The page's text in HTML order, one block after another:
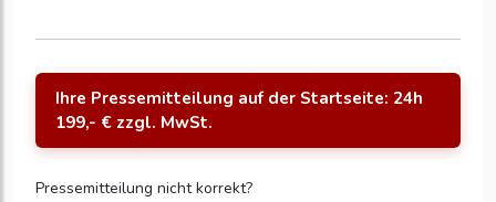
Ihre Pressemitteilung auf der Startseite: 24h
199,- € zzgl. MwSt.
Pressemitteilung nicht korrekt?